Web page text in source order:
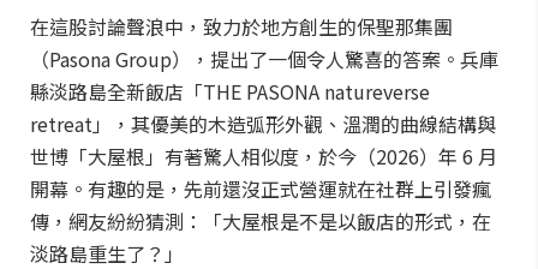
在這股討論聲浪中，致力於地方創生的保聖那集團
（Pasona Group），提出了一個令人驚喜的答案。兵庫
縣淡路島全新飯店「THE PASONA natureverse
retreat」，其優美的木造弧形外觀、溫潤的曲線結構與
世博「大屋根」有著驚人相似度，於今（2026）年 6 月
開幕。有趣的是，先前還沒正式營運就在社群上引發瘋
傳，網友紛紛猜測：「大屋根是不是以飯店的形式，在
淡路島重生了？」